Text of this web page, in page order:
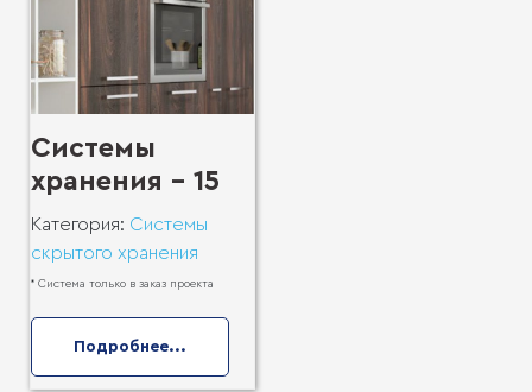
Системы
хранения - 15
Категория: Системы
скрытого хранения
* Система только в заказ проекта
Подробнее...